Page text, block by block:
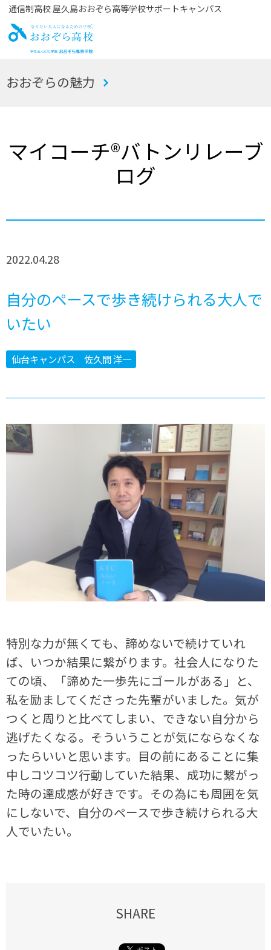
通信制高校 屋久島おおぞら高等学校サポートキャンパス
お
おおぞらの魅力
マイコーチ®バトンリレーブ
ログ
2022.04.28
自分のペースで歩き続けられる大人で
いたい
仙台キャンパス 佐久間 洋一
特別な力が無くても、諦めないで続けていれ
ば、いつか結果に繋がります。社会人になりた
ての頃、「諦めた一歩先にゴールがある」と、
私を励ましてくださった先輩がいました。気が
つくと周りと比べてしまい、できない自分から
逃げたくなる。そういうことが気にならなくな
ったらいいと思います。目の前にあることに集
中しコツコツ行動していた結果、成功に繋がっ
た時の達成感が好きです。その為にも周囲を気
にしないで、自分のペースで歩き続けられる大
人でいたい。
SHARE